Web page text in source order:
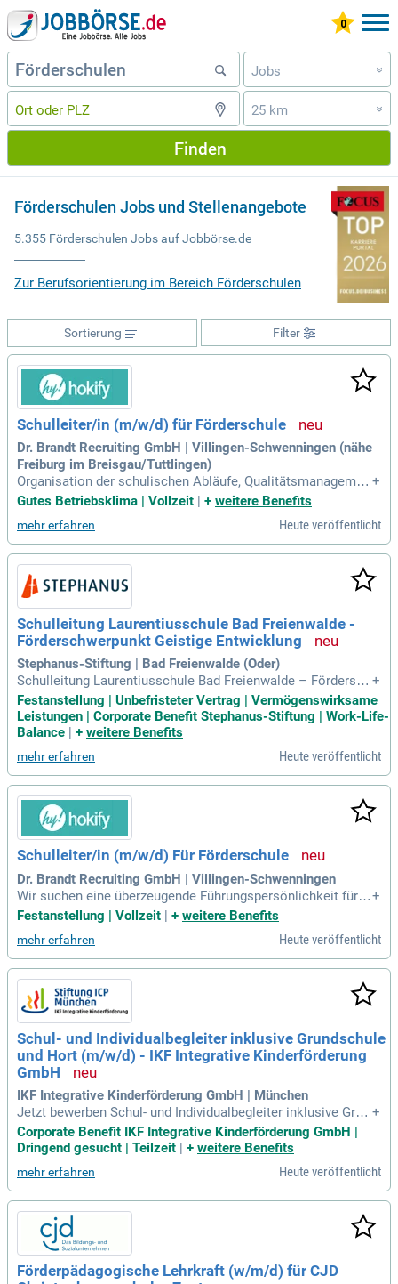
Jobs »
25 km »
Finden
Förderschulen Jobs und Stellenangebote
5.355 Förderschulen Jobs auf Jobbörse.de
Zur Berufsorientierung im Bereich Förderschulen
Filter
Sortierung
Schulleiter/in (m/w/d) für Förderschule
Dr. Brandt Recruiting GmbH | Villingen-Schwenningen (nähe
Freiburg im Breisgau/Tuttlingen)
Organisation der schulischen Abläufe, Qualitätsmanagemen
t und Schulentwicklung; Repräsentation der Schule nach inn
(z.B.
+
Gutes Betriebsklima | Vollzeit | + weitere Benefits
mehr erfahren Heute veröffentlicht
Schulleitung Laurentiusschule Bad Freienwalde -
Förderschwerpunkt Geistige Entwicklung
Stephanus-Stiftung | Bad Freienwalde (Oder)
Schulleitung Laurentiusschule Bad Freienwalde – Fördersch
werpunkt Geistige Entwicklung: Laurentiusschule, Bad Freie
nwalde; ab sofort, Vollzeit (40h/Woche), unbefristet; Bildung
& Erziehung; bis zu 7.405 Euro Grundgehalt in Vollzeit (40 h);
+
Festanstellung | Unbefristeter Vertrag | Vermögenswirksame
Leistungen | Corporate Benefit Stephanus-Stiftung | Work-Life-
Balance
+ weitere Benefits
mehr erfahren Heute veröffentlicht
Schulleiter/in (m/w/d) Für Förderschule
Dr. Brandt Recruiting GmbH | Villingen-Schwenningen
Wir suchen eine überzeugende Führungspersönlichkeit für di
e Leitung einer staatlich anerkannten Schule eines sozialen
+
Festanstellung | Vollzeit | + weitere Benefits
mehr erfahren Heute veröffentlicht
Schul- und Individualbegleiter inklusive Grundschule
und Hort (m/w/d) - IKF Integrative Kinderförderung
GmbH
IKF Integrative Kinderförderung GmbH | München
Jetzt bewerben Schul- und Individualbegleiter inklusive Grun
dschule und Hort (m/w/d) Bei uns erwarten Sie spannende
Aufgaben Sie fördern die Selbstständigkeit von Kindern mit
Beeinträchtigung durch unterstützende Maßnahmen im Bes
uch der inklusiven Grundschule
+
Corporate Benefit IKF Integrative Kinderförderung GmbH |
Dringend gesucht | Teilzeit | + weitere Benefits
mehr erfahren Heute veröffentlicht
Förderpädagogische Lehrkraft (w/m/d) für CJD